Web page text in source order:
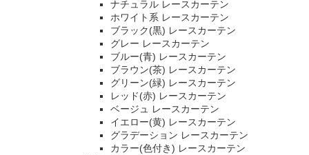
ナチュラル レースカーテン
ホワイト系 レースカーテン
ブラック(黒) レースカーテン
グレー レースカーテン
ブルー(青) レースカーテン
ブラウン(茶) レースカーテン
グリーン(緑) レースカーテン
レッド(赤) レースカーテン
ベージュ レースカーテン
イエロー(黄) レースカーテン
グラデーション レースカーテン
カラー(色付き) レースカーテン